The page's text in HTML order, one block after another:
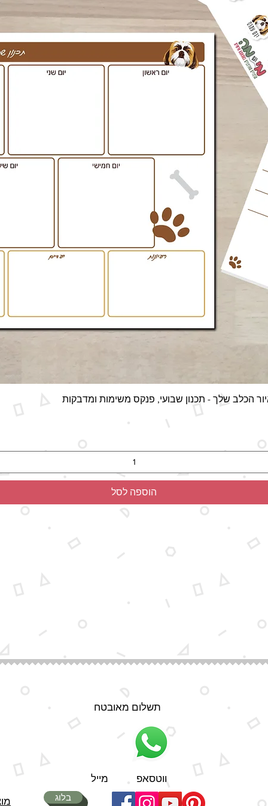
תצוגה מהירה
הכלב שלך - תכנון שבועי, פנקס משימות ומדבקות
הוספה לסל
תשלום מאובטח
ווטסאפ מייל
בלוג